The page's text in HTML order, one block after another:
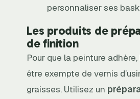
personnaliser ses
Les produits de
de finition
Pour que la peinture
être exempte de vernis
graisses. Utilisez un